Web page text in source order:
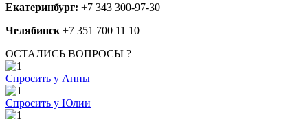
Екатеринбург: +7 343 300-97-30
Челябинск +7 351 700 11 10
ОСТАЛИСЬ ВОПРОСЫ ?
Спросить у Анны
Спросить у Юлии